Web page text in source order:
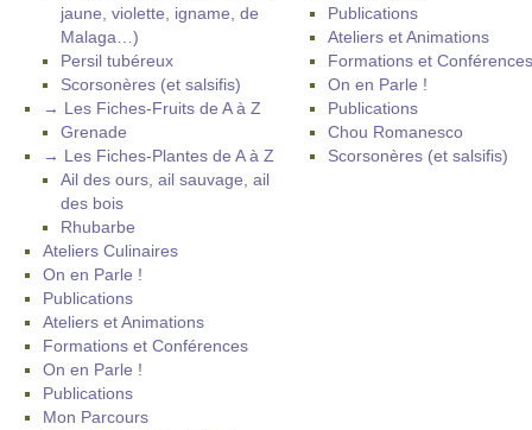
jaune, violette, igname, de
Malaga…)
Persil tubéreux
Scorsonères (et salsifis)
→ Les Fiches-Fruits de A à Z
Grenade
→ Les Fiches-Plantes de A à Z
Ail des ours, ail sauvage, ail
des bois
Rhubarbe
Ateliers Culinaires
On en Parle !
Publications
Ateliers et Animations
Formations et Conférences
On en Parle !
Publications
Mon Parcours
Publications
Ateliers et Animations
Formations et Conférences
On en Parle !
Publications
Chou Romanesco
Scorsonères (et salsifis)